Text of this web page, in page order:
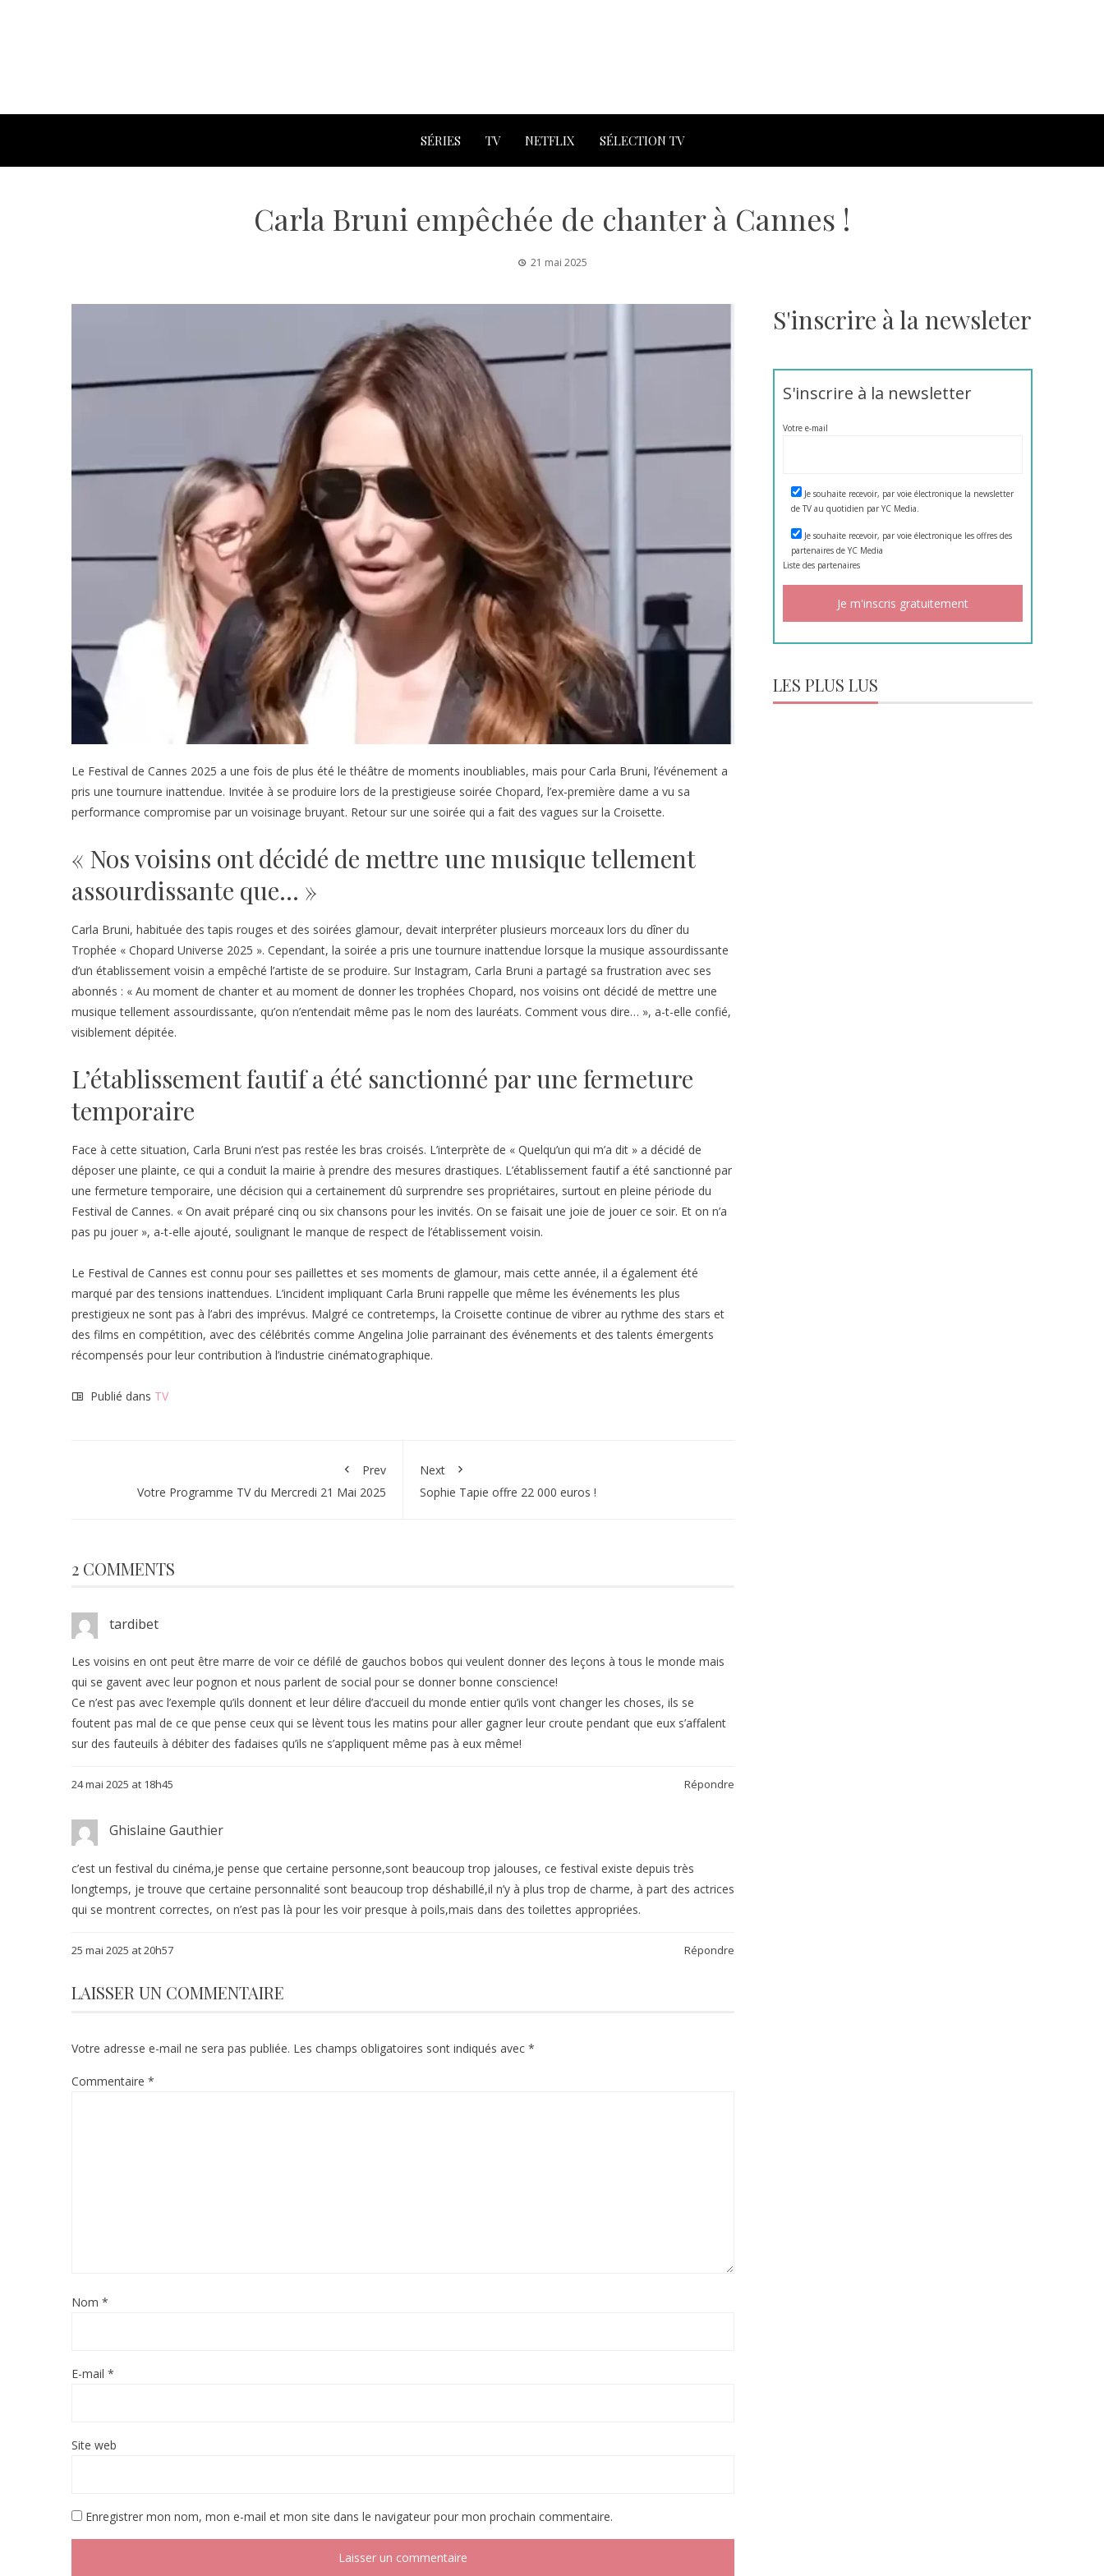
SÉRIES TV NETFLIX SÉLECTION TV
Carla Bruni empêchée de chanter à Cannes !
21 mai 2025
Le Festival de Cannes 2025 a une fois de plus été le théâtre de moments inoubliables, mais pour Carla Bruni, l’événement a
pris une tournure inattendue. Invitée à se produire lors de la prestigieuse soirée Chopard, l’ex-première dame a vu sa
performance compromise par un voisinage bruyant. Retour sur une soirée qui a fait des vagues sur la Croisette.
« Nos voisins ont décidé de mettre une musique tellement
assourdissante que… »
Carla Bruni, habituée des tapis rouges et des soirées glamour, devait interpréter plusieurs morceaux lors du dîner du
Trophée « Chopard Universe 2025 ». Cependant, la soirée a pris une tournure inattendue lorsque la musique assourdissante
d’un établissement voisin a empêché l’artiste de se produire. Sur Instagram, Carla Bruni a partagé sa frustration avec ses
abonnés : « Au moment de chanter et au moment de donner les trophées Chopard, nos voisins ont décidé de mettre une
musique tellement assourdissante, qu’on n’entendait même pas le nom des lauréats. Comment vous dire… », a-t-elle confié,
visiblement dépitée.
L’établissement fautif a été sanctionné par une fermeture
temporaire
Face à cette situation, Carla Bruni n’est pas restée les bras croisés. L’interprète de « Quelqu’un qui m’a dit » a décidé de
déposer une plainte, ce qui a conduit la mairie à prendre des mesures drastiques. L’établissement fautif a été sanctionné par
une fermeture temporaire, une décision qui a certainement dû surprendre ses propriétaires, surtout en pleine période du
Festival de Cannes. « On avait préparé cinq ou six chansons pour les invités. On se faisait une joie de jouer ce soir. Et on n’a
pas pu jouer », a-t-elle ajouté, soulignant le manque de respect de l’établissement voisin.
Le Festival de Cannes est connu pour ses paillettes et ses moments de glamour, mais cette année, il a également été
marqué par des tensions inattendues. L’incident impliquant Carla Bruni rappelle que même les événements les plus
prestigieux ne sont pas à l’abri des imprévus. Malgré ce contretemps, la Croisette continue de vibrer au rythme des stars et
des films en compétition, avec des célébrités comme Angelina Jolie parrainant des événements et des talents émergents
récompensés pour leur contribution à l’industrie cinématographique.
Publié dans TV
Prev
Votre Programme TV du Mercredi 21 Mai 2025
Next
Sophie Tapie offre 22 000 euros !
2 COMMENTS
tardibet
Les voisins en ont peut être marre de voir ce défilé de gauchos bobos qui veulent donner des leçons à tous le monde mais
qui se gavent avec leur pognon et nous parlent de social pour se donner bonne conscience!
Ce n’est pas avec l’exemple qu’ils donnent et leur délire d’accueil du monde entier qu’ils vont changer les choses, ils se
foutent pas mal de ce que pense ceux qui se lèvent tous les matins pour aller gagner leur croute pendant que eux s’affalent
sur des fauteuils à débiter des fadaises qu’ils ne s’appliquent même pas à eux même!
24 mai 2025 at 18h45 Répondre
Ghislaine Gauthier
c’est un festival du cinéma,je pense que certaine personne,sont beaucoup trop jalouses, ce festival existe depuis très
longtemps, je trouve que certaine personnalité sont beaucoup trop déshabillé,il n’y à plus trop de charme, à part des actrices
qui se montrent correctes, on n’est pas là pour les voir presque à poils,mais dans des toilettes appropriées.
25 mai 2025 at 20h57 Répondre
LAISSER UN COMMENTAIRE
Votre adresse e-mail ne sera pas publiée. Les champs obligatoires sont indiqués avec *
Commentaire *
Nom *
E-mail *
Site web
Enregistrer mon nom, mon e-mail et mon site dans le navigateur pour mon prochain commentaire.
S'inscrire à la newsleter
S'inscrire à la newsletter
Votre e-mail
Je souhaite recevoir, par voie électronique la newsletter
de TV au quotidien par YC Media.
Je souhaite recevoir, par voie électronique les offres des
partenaires de YC Media
Liste des partenaires
LES PLUS LUS